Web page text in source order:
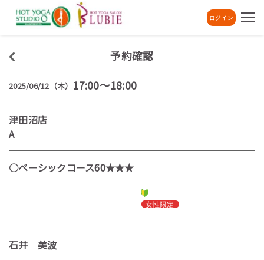
ログイン
予約確認
2025/06/12（木） 17:00～18:00
津田沼店
A
○ベーシックコース60★★★
石井 美波